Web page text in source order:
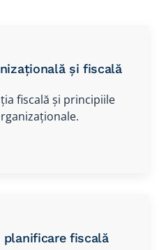
și fiscală
fiscală și principiile
planificare fiscală